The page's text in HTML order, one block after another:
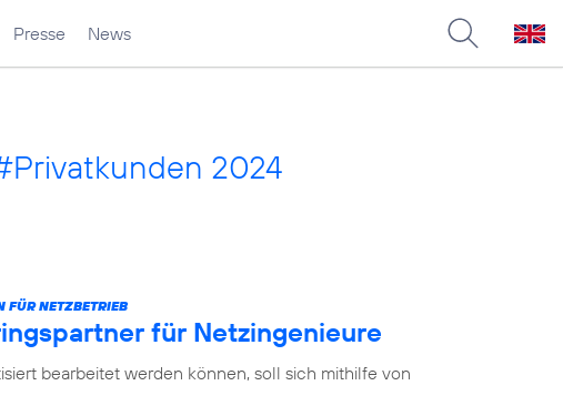
Presse News
2024
FÜR NETZBETRIEB
für Netzingenieure
bearbeitet werden können, soll sich mithilfe von